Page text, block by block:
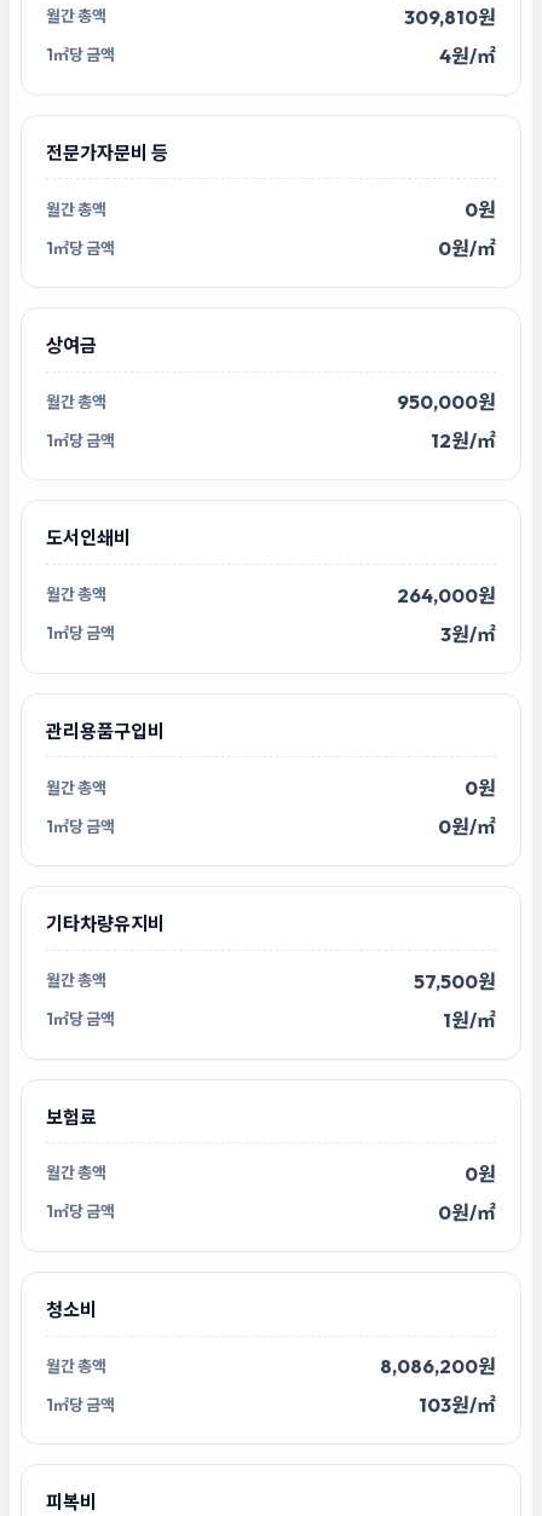
309,810원
4원/㎡
전문가자문비 등
0원
0원/㎡
상여금
950,000원
12원/㎡
도서인쇄비
264,000원
3원/㎡
관리용품구입비
0원
0원/㎡
기타차량유지비
57,500원
1원/㎡
보험료
0원
0원/㎡
청소비
8,086,200원
103원/㎡
피복비